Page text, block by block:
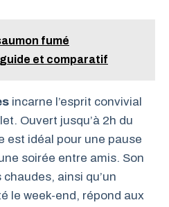
fumé
et comparatif
incarne l’esprit convivial
Ouvert jusqu’à 2h du
est idéal pour une pause
soirée entre amis. Son
ainsi qu’un
le week-end, répond aux